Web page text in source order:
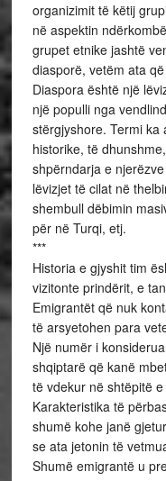
organizimit të këtij
në aspektin
grupet etnike jashtë
diasporë, vetëm ata
Diaspora është një
një populli nga
stërgjyshore. Termi
historike, të
shpërndarja e
lëvizjet të cilat në
shembull dëbimin
për në Turqi, etj.
***
Historia e gjyshit tim
vizitonte prindërit, e
Emigrantët që nuk
të arsyetohen para
Një numër i
shqiptarë që kanë
të vdekur në shtëpitë
Karakteristika të
shumë kohe janë
se ata jetonin të
Shumë emigrantë u